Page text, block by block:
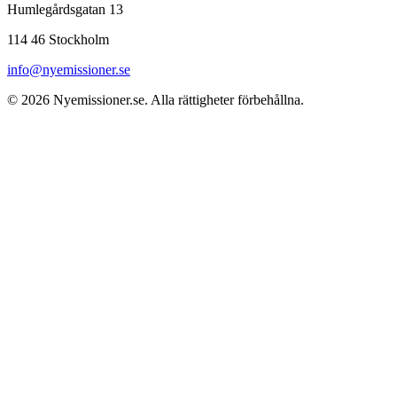
Humlegårdsgatan 13
114 46 Stockholm
info@nyemissioner.se
© 2026 Nyemissioner.se. Alla rättigheter förbehållna.